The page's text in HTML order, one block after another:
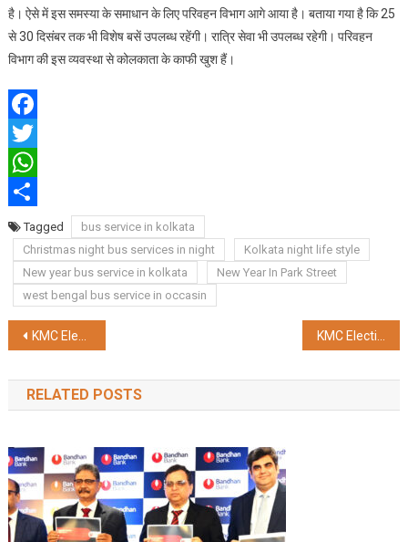
है। ऐसे में इस समस्या के समाधान के लिए परिवहन विभाग आगे आया है। बताया गया है कि 25
से 30 दिसंबर तक भी विशेष बसें उपलब्ध रहेंगी। रात्रि सेवा भी उपलब्ध रहेगी। परिवहन
विभाग की इस व्यवस्था से कोलकाता के काफी खुश हैं।
Facebook
Twitter
WhatsApp
ShareTagged
bus service in kolkata
Christmas night bus services in night
Kolkata night life style
New year bus service in kolkata
New Year In Park Street
west bengal bus service in occasin
Post
navigation
KMC Election में हिंसा की घटनाओं को लेकर हाईकोर्ट पहुंची बीजेपी और माकपा, 23 दिसंबर को सुनवाई
RELATED POSTS